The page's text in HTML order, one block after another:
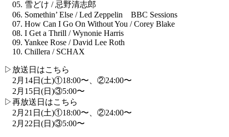
05. 雪どけ / 忌野清志郎
06. Somethin’ Else / Led Zeppelin BBC Sessions
07. How Can I Go On Without You / Corey Blake
08. I Get a Thrill / Wynonie Harris
09. Yankee Rose / David Lee Roth
10. Chillera / SCHAX
▷放送日はこちら
2月14日(土)①18:00〜、②24:00〜
2月15日(日)③5:00〜⁡
▷再放送日はこちら
2月21日(土)①18:00〜、②24:00〜
2月22日(日)③5:00〜⁡